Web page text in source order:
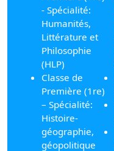
- Spécialité:
Humanités,
Littérature et
Philosophie
(HLP)
Classe de
Première (1re)
– Spécialité:
Histoire-
géographie,
géopolitique